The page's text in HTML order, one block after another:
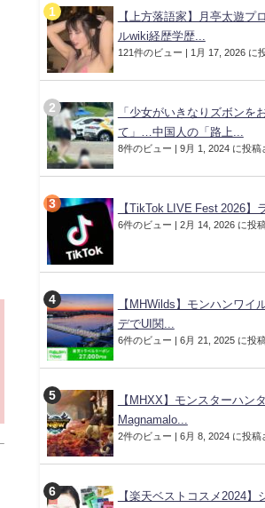
【上方落語家】月亭太遊プ
ルwiki経歴学歴...
121件のビュー | 1月 17, 2026 に
「少女がいきなりズボンを
て」…中国人の「路上...
8件のビュー | 9月 1, 2024 に投稿
【TikTok LIVE Fest 2026】
6件のビュー | 2月 14, 2026 に投
【MHWilds】モンハンワイ
デでUI関...
6件のビュー | 6月 21, 2025 に投
【MHXX】モンスターハン
Magnamalo...
2件のビュー | 6月 8, 2024 に投稿
【楽天ベストコスメ2024】